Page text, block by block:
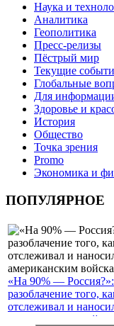
Наука и
Аналитика
Геополитика
Пресс-релизы
Пёстрый мир
Текущие
Глобальные
Для
Здоровье и
История
Общество
Точка зрения
Promo
Экономика и
ПОПУЛЯРНОЕ
«На 90% — Россия?»:
разоблачение того,
отслеживал и
американским